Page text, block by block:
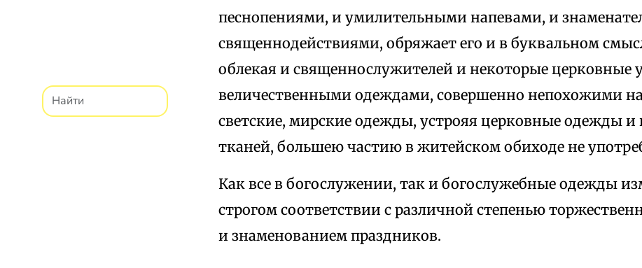
песнопениями, и умилительными напевами, и
священнодействиями, обряжает его и в буквальном
облекая и священнослужителей и некоторые церковные
величественными одеждами, совершенно непохожими
светские, мирские одежды, устрояя церковные одежды и
тканей, большею частию в житейском обиходе не
Как все в богослужении, так и богослужебные одежды
строгом соответствии с различной степенью
и знаменованием праздников.